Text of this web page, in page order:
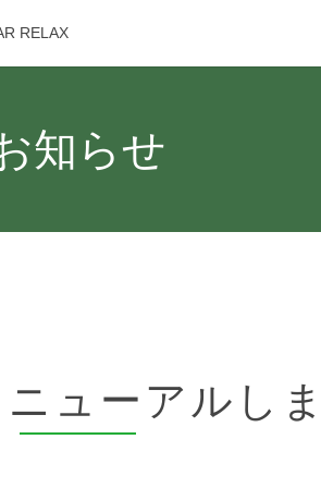
RELAX
知らせ
ューアルし